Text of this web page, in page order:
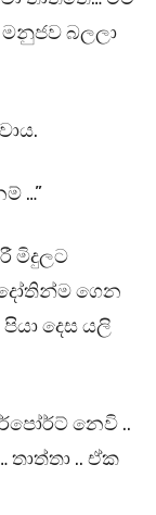
මනුජව බලලා
…”
මිදුලට
දෝතින්ම ගෙන
දෙස යලි
නෙවි ..
තාත්තා .. ඒක